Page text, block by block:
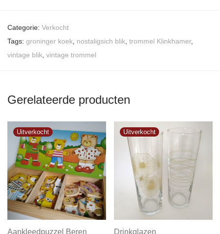
Categorie: Verkocht
Tags: groninger koek nostaligsich blik trommel Klinkhamer,
vintage blik vintage trommel
Gerelateerde producten
Aankleedpuzzel Beren
Drinkglazen